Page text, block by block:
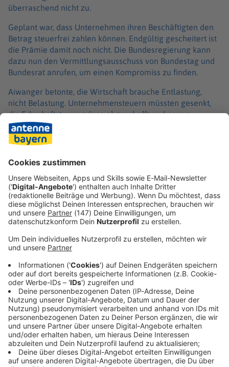
überraschend nicht zu.
Geplant war, dass Unternehmen ihren Beschäftigten den
Betrag steuerfrei zahlen können. Endgültig gescheitert ist
die Prämie damit noch nicht. Die Bundesregierung kann
dazu nun den Vermittlungsausschuss von Bundestag und
Bundesrat anrufen, um einen Kompromiss zu finden.
Aiwanger betonte, die Wirtschaft brauche Entlastung,
nicht Belastung. Unternehmensteuern müssten gesenkt,
die Erbschaftsteuer müsse abgeschafft und neues
Bürgergeld für Arbeitsunwillige gestrichen werden. «Nur
so kriegen wir die Kurve wieder.» Deshalb habe er sich
von Anfang an gegen diese zusätzliche Belastung
ausgesprochen, sagte Aiwanger.